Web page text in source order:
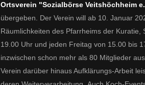
Ortsverein "Sozialbörse Veitshöchheim
übergeben. Der Verein will ab 10. Januar
Räumlichkeiten des Pfarrheims der
19.00 Uhr und jeden Freitag von 15.00 bis
inzwischen schon mehr als 80 Mitglieder
Verein darüber hinaus Aufklärungs-Arbeit